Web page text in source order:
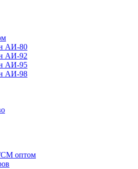
АИ-80
АИ-92
АИ-95
АИ-98
оптом